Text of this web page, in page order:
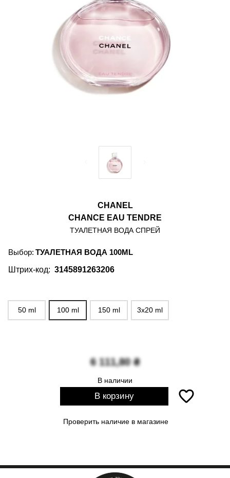
CHANEL
CHANCE EAU TENDRE
ТУАЛЕТНАЯ ВОДА СПРЕЙ
Выбор: ТУАЛЕТНАЯ ВОДА 100ML
Штрих-код: 3145891263206
50 ml 100 ml 150 ml 3x20 ml
6 111,80₴
В наличии
В корзину
Проверить наличие в магазине